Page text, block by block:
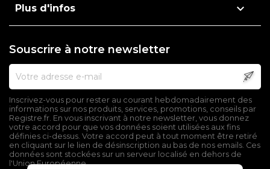
Plus d'infos 
Souscrire à notre newsletter
Inscrivez-vous pour rester au courant hebdomadairement des
informations sur nos produits, services, promotions, conseils par
Registre.fr. En vous inscrivant à notre newsletter, vous donnez
votre accord pour que vos données soient utilisées aux fins
définies ci-dessus. Votre accord peut à tout moment être retiré
en cliquant sur le lien de désinscription au bas de nos emails. Ces
données sont stockées sur un serveur localisé en dehors de
l'Union Européenne.